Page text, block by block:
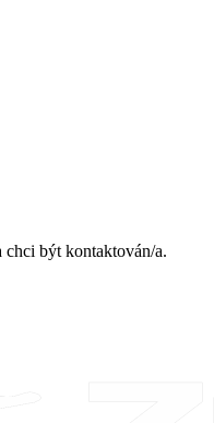
chci být kontaktován/a.